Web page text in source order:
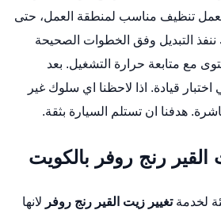
نعمل تنظيف مناسب لمنطقة العمل، حتى
التبديل وفق الخطوات الصحيحة
مع متابعة حرارة التشغيل. بعد
اختبار قيادة. اذا لاحظنا اي سلوك غير
هدفنا ان تستلم السيارة بثقة.
رنج روفر بالكويت
لخدمةتغيير زيت القير رنج روفر لانها